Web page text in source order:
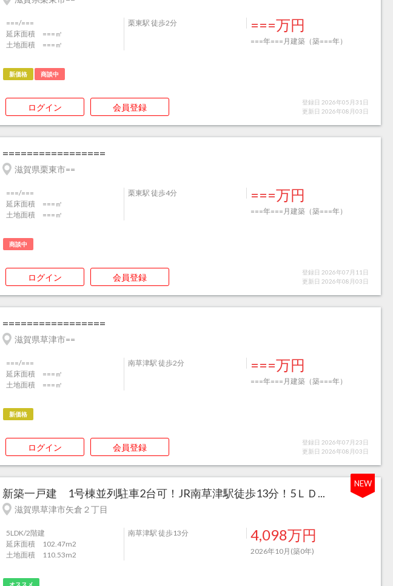
===/===
延床面積 ===㎡
土地面積 ===㎡
栗東駅 徒歩2分 ===万円
===年===月建築（築===年）
新価格 商談中
ログイン 会員登録
登録日 2026年05月31日
更新日 2026年08月03日
=================
滋賀県栗東市==
===/===
延床面積 ===㎡
土地面積 ===㎡
栗東駅 徒歩4分 ===万円
===年===月建築（築===年）
商談中
ログイン 会員登録
登録日 2026年07月11日
更新日 2026年08月03日
=================
滋賀県草津市==
===/===
延床面積 ===㎡
土地面積 ===㎡
南草津駅 徒歩2分 ===万円
===年===月建築（築===年）
新価格
ログイン 会員登録
登録日 2026年07月23日
更新日 2026年08月03日
NEW
新築一戸建 1号棟並列駐車2台可！JR南草津駅徒歩13分！5ＬＤ...
滋賀県草津市矢倉２丁目
5LDK/2階建
延床面積 102.47m2
土地面積 110.53m2
南草津駅 徒歩13分 4,098万円
2026年10月(築0年)
オススメ